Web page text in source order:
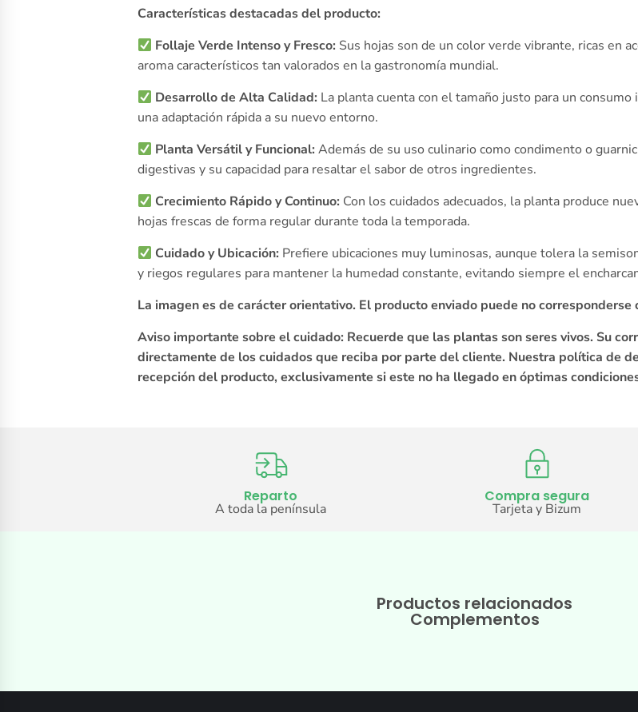
Características destacadas del producto:
Follaje Verde Intenso y Fresco: Sus hojas son de un color verde vibrante, ricas en
aroma característicos tan valorados en la gastronomía mundial.
Desarrollo de Alta Calidad: La planta cuenta con el tamaño justo para un
una adaptación rápida a su nuevo entorno.
Planta Versátil y Funcional: Además de su uso culinario como condimento o
digestivas y su capacidad para resaltar el sabor de otros ingredientes.
Crecimiento Rápido y Continuo: Con los cuidados adecuados, la planta produce
hojas frescas de forma regular durante toda la temporada.
Cuidado y Ubicación: Prefiere ubicaciones muy luminosas, aunque tolera la
y riegos regulares para mantener la humedad constante, evitando siempre el
La imagen es de carácter orientativo. El producto enviado puede no
Aviso importante sobre el cuidado: Recuerde que las plantas son seres vivos. Su
directamente de los cuidados que reciba por parte del cliente. Nuestra política de
recepción del producto, exclusivamente si este no ha llegado en óptimas
Reparto
A toda la península
Compra segura
Tarjeta y Bizum
Productos relacionados
Complementos